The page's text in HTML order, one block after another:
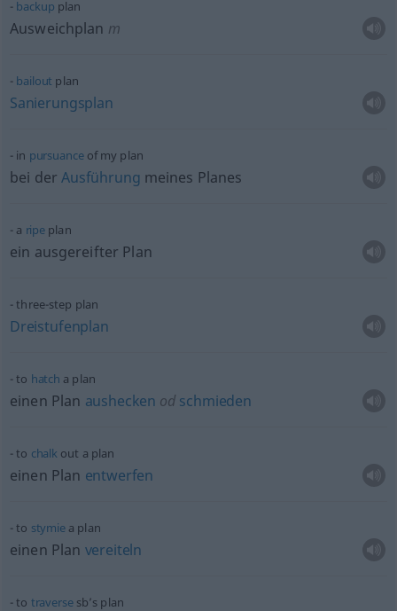
backup plan
Ausweichplan m
bailout plan
Sanierungsplan
in pursuanceof my plan
bei derAusführung meines Planes
a ripe plan
ein ausgereifter Plan
three-step plan
Dreistufenplan
to hatch a plan
einen Plan aushecken od schmieden
to chalk out a plan
einen Plan entwerfen
to stymiea plan
einen Plan vereiteln
to traversesb’s plan